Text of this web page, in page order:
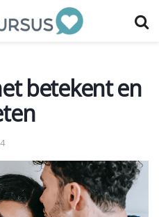
betekent en